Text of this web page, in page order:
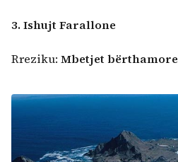
3. Ishujt Farallone
Rreziku: Mbetjet bërthamore